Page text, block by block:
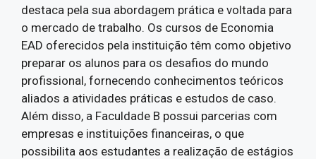
destaca pela sua abordagem prática e voltada para
o mercado de trabalho. Os cursos de Economia
EAD oferecidos pela instituição têm como objetivo
preparar os alunos para os desafios do mundo
profissional, fornecendo conhecimentos teóricos
aliados a atividades práticas e estudos de caso.
Além disso, a Faculdade B possui parcerias com
empresas e instituições financeiras, o que
possibilita aos estudantes a realização de estágios